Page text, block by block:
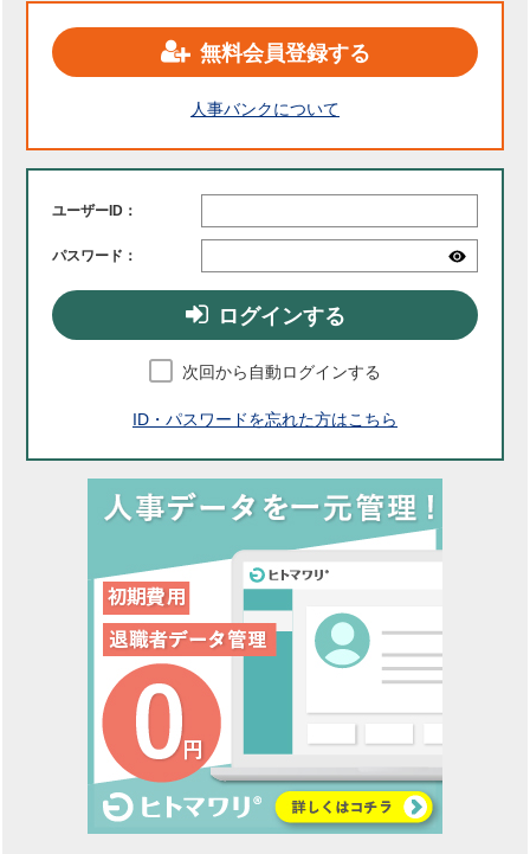
無料会員登録する
人事バンクについて
ユーザーID：
パスワード：
ログインする
次回から自動ログインする
ID・パスワードを忘れた方はこちら